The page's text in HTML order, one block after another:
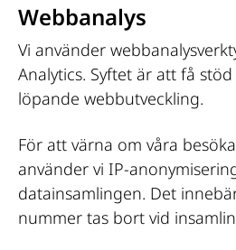
Webbanalys
Vi använder
Analytics. Syftet är att få
löpande webbutveckling.
För att värna om våra
använder vi IP-
datainsamlingen. Det
nummer tas bort vid